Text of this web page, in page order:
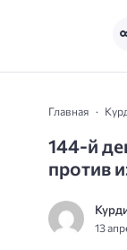
Главная
144-й
против
13